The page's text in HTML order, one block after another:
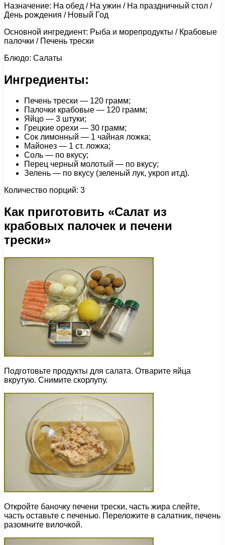
Назначение: На обед / На ужин / На праздничный стол /
День рождения / Новый Год
Основной ингредиент: Рыба и морепродукты / Крабовые
палочки / Печень трески
Блюдо: Салаты
Ингредиенты:
Печень трески — 120 грамм;
Палочки крабовые — 120 грамм;
Яйцо — 3 штуки;
Грецкие орехи — 30 грамм;
Сок лимонный — 1 чайная ложка;
Майонез — 1 ст. ложка;
Соль — по вкусу;
Перец черный молотый — по вкусу;
Зелень — по вкусу (зеленый лук, укроп ит.д).
Количество порций: 3
Как приготовить «Салат из
крабовых палочек и печени
трески»
Подготовьте продукты для салата. Отварите яйца
вкрутую. Снимите скорлупу.
Откройте баночку печени трески, часть жира слейте,
часть оставьте с печенью. Переложите в салатник, печень
разомните вилочкой.